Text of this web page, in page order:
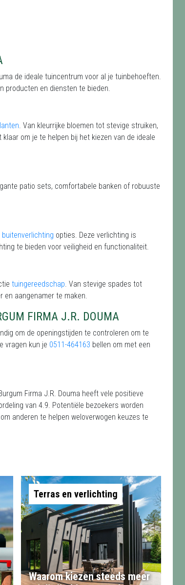
de ideale tuincentrum voor al je tuinbehoeften.
producten en diensten te bieden.
. Van kleurrijke bloemen tot stevige struiken,
om je te helpen bij het kiezen van de ideale
patio sets, comfortabele banken of robuuste
buitenverlichting opties. Deze verlichting is
te bieden voor veiligheid en functionaliteit.
tuingereedschap . Van stevige spades tot
aangenamer te maken.
FIRMA J.R. DOUMA
om de openingstijden te controleren om te
vragen kun je 0511-464163 bellen om met een
Firma J.R. Douma heeft vele positieve
van 4.9. Potentiële bezoekers worden
anderen te helpen weloverwogen keuzes te
Terras en verlichting
Waarom kiezen steeds meer